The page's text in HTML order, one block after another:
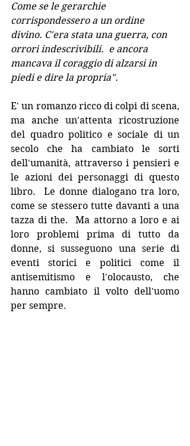
Come se le gerarchie
corrispondessero a un ordine
divino. C'era stata una guerra, con
orrori indescrivibili.  e ancora
mancava il coraggio di alzarsi in
piedi e dire la propria".
E' un romanzo ricco di colpi di scena,
ma anche un'attenta ricostruzione
del quadro politico e sociale di un
secolo che ha cambiato le sorti
dell'umanità, attraverso i pensieri e
le azioni dei personaggi di questo
libro.  Le donne dialogano tra loro,
come se stessero tutte davanti a una
tazza di the.  Ma attorno a loro e ai
loro problemi prima di tutto da
donne, si susseguono una serie di
eventi storici e politici come il
antisemitismo e l'olocausto, che
hanno cambiato il volto dell'uomo
per sempre.